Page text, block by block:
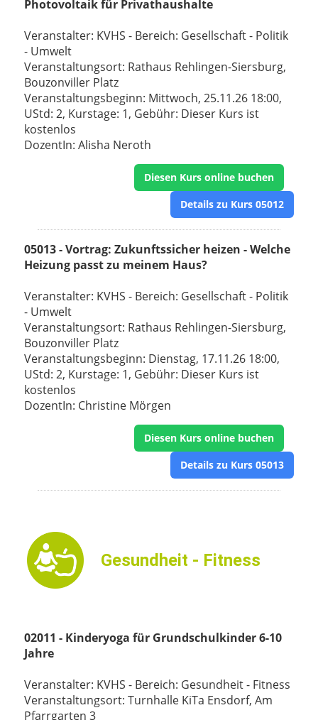
Photovoltaik für Privathaushalte
Veranstalter: KVHS - Bereich: Gesellschaft - Politik
- Umwelt
Veranstaltungsort: Rathaus Rehlingen-Siersburg,
Bouzonviller Platz
Veranstaltungsbeginn: Mittwoch, 25.11.26 18:00,
UStd: 2, Kurstage: 1, Gebühr: Dieser Kurs ist
kostenlos
DozentIn: Alisha Neroth
Diesen Kurs online buchen
Details zu Kurs 05012
05013 - Vortrag: Zukunftssicher heizen - Welche
Heizung passt zu meinem Haus?
Veranstalter: KVHS - Bereich: Gesellschaft - Politik
- Umwelt
Veranstaltungsort: Rathaus Rehlingen-Siersburg,
Bouzonviller Platz
Veranstaltungsbeginn: Dienstag, 17.11.26 18:00,
UStd: 2, Kurstage: 1, Gebühr: Dieser Kurs ist
kostenlos
DozentIn: Christine Mörgen
Diesen Kurs online buchen
Details zu Kurs 05013
Gesundheit - Fitness
02011 - Kinderyoga für Grundschulkinder 6-10
Jahre
Veranstalter: KVHS - Bereich: Gesundheit - Fitness
Veranstaltungsort: Turnhalle KiTa Ensdorf, Am
Pfarrgarten 3